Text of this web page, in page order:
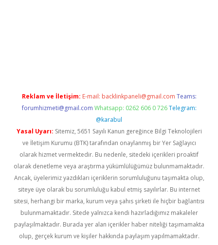
Reklam ve İletişim: E-mail: backlinkpaneli@gmail.com Teams:
forumhizmeti@gmail.com Whatsapp: 0262 606 0 726 Telegram:
@karabul
Yasal Uyarı: Sitemiz, 5651 Sayılı Kanun gereğince Bilgi Teknolojileri
ve İletişim Kurumu (BTK) tarafından onaylanmış bir Yer Sağlayıcı
olarak hizmet vermektedir. Bu nedenle, sitedeki içerikleri proaktif
olarak denetleme veya araştırma yükümlülüğümüz bulunmamaktadır.
Ancak, üyelerimiz yazdıkları içeriklerin sorumluluğunu taşımakta olup,
siteye üye olarak bu sorumluluğu kabul etmiş sayılırlar. Bu internet
sitesi, herhangi bir marka, kurum veya şahıs şirketi ile hiçbir bağlantısı
bulunmamaktadır. Sitede yalnızca kendi hazırladığımız makaleler
paylaşılmaktadır. Burada yer alan içerikler haber niteliği taşımamakta
olup, gerçek kurum ve kişiler hakkında paylaşım yapılmamaktadır.